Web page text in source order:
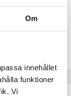
Om
innehållet
funktioner
Vi